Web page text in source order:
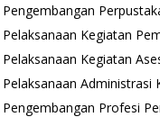
Pengembangan
Pelaksanaan Kegiatan
Pelaksanaan Kegiatan
Pelaksanaan Administrasi
Pengembangan Profesi